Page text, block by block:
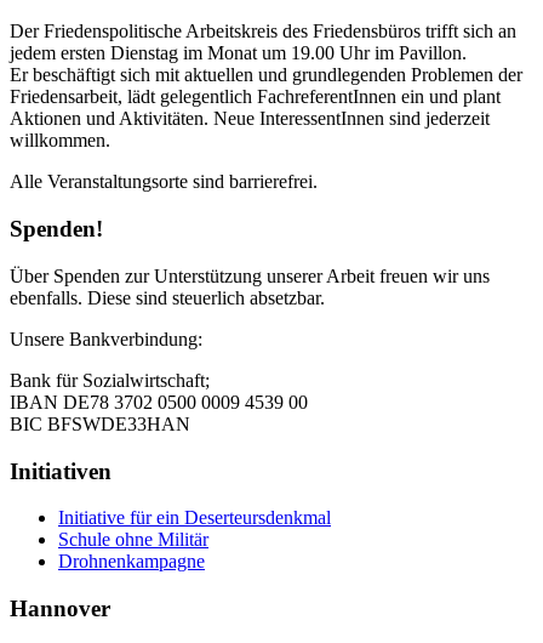
Der Friedenspolitische Arbeitskreis des Friedensbüros trifft sich an
jedem ersten Dienstag im Monat um 19.00 Uhr im Pavillon.
Er beschäftigt sich mit aktuellen und grundlegenden Problemen der
Friedensarbeit, lädt gelegentlich FachreferentInnen ein und plant
Aktionen und Aktivitäten. Neue InteressentInnen sind jederzeit
willkommen.
Alle Veranstaltungsorte sind barrierefrei.
Spenden!
Über Spenden zur Unterstützung unserer Arbeit freuen wir uns
ebenfalls. Diese sind steuerlich absetzbar.
Unsere Bankverbindung:
Bank für Sozialwirtschaft;
IBAN DE78 3702 0500 0009 4539 00
BIC BFSWDE33HAN
Initiativen
Initiative für ein Deserteursdenkmal
Schule ohne Militär
Drohnenkampagne
Hannover